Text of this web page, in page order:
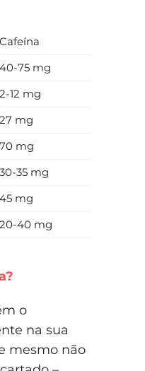
Cafeína
40-75 mg
2-12 mg
27 mg
70 mg
30-35 mg
45 mg
20-40 mg
o
na sua
mesmo não